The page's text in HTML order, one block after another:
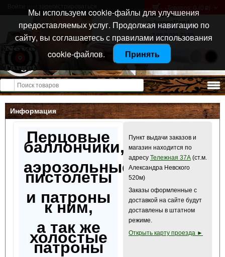
Санкт-Петербург
ул. Тележная 37 лит А
+7 (911) 021-04-08
+7 (812) 921-73-50
Товаров: 0 (0 p )
Открыть меню
Информация
Перцовые
баллончики,
аэрозольные
пистолеты
и патроны
к ним,
а так же
холостые
патроны
Пункт выдачи заказов и
магазин находится по
адресу Тележная 37А (ст.м.
Александра Невского
520м)
Заказы оформленные с
доставкой на сайте будут
доставлены в штатном
режиме.
Открыть карту проезда ►
Мы используем cookie-файлы для улучшения
предоставляемых услуг. Продолжая навигацию по
сайту, вы соглашаетесь с правилами использования
cookie-файлов.
Принять